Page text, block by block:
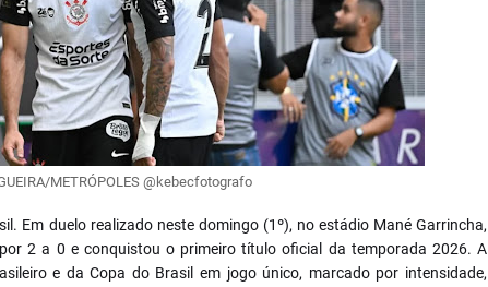
METRÓPOLES @kebecfotografo
Em duelo realizado neste domingo (1º), no estádio Mané Garrincha,
2 a 0 e conquistou o primeiro título oficial da temporada 2026. A
e da Copa do Brasil em jogo único, marcado por intensidade,